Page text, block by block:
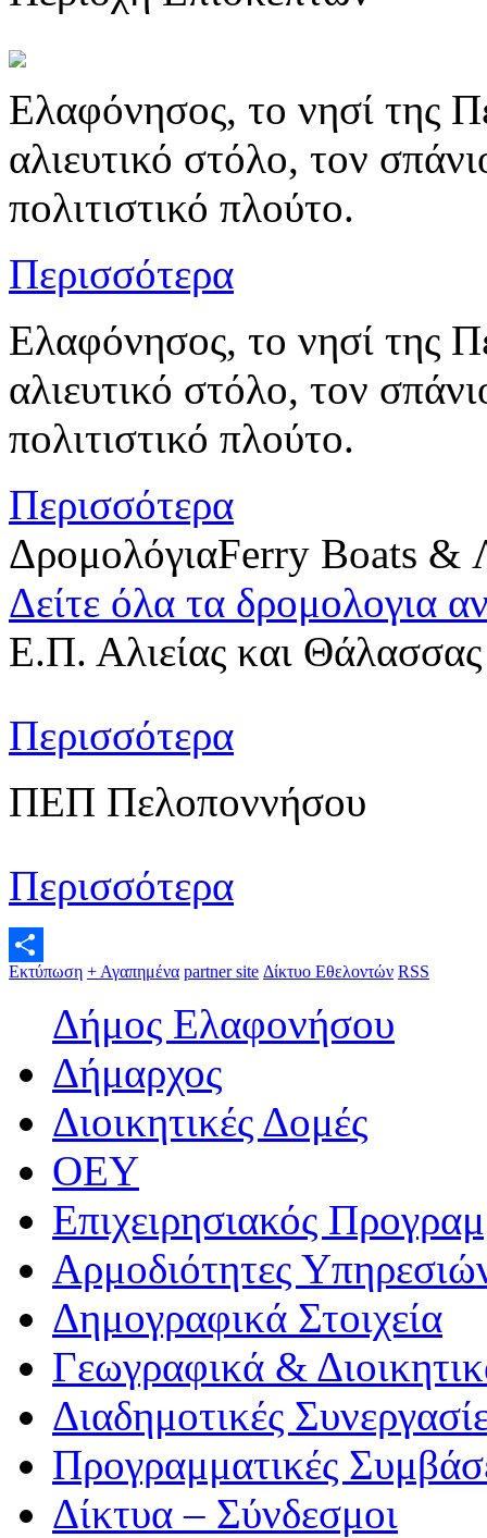
Ελαφόνησος, το νησί της
αλιευτικό στόλο, τον
πολιτιστικό πλούτο.
Περισσότερα
Ελαφόνησος, το νησί της
αλιευτικό στόλο, τον
πολιτιστικό πλούτο.
Περισσότερα
ΔρομολόγιαFerry Boats &
Δείτε όλα τα δρομολογια
Ε.Π. Αλιείας και Θάλασσας
Περισσότερα
ΠΕΠ Πελοποννήσου
Περισσότερα
Μοιραστείτε
Εκτύπωση + Αγαπημένα partner site Δίκτυο Εθελοντών RSS
Δήμος Ελαφονήσου
Δήμαρχος
Διοικητικές Δομές
ΟEΥ
Επιχειρησιακός
Αρμοδιότητες
Δημογραφικά Στοιχεία
Γεωγραφικά &
Διαδημοτικές
Προγραμματικές
Δίκτυα – Σύνδεσμοι